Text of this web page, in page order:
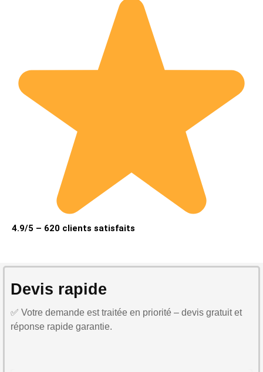
4.9/5 – 620 clients satisfaits
Devis rapide
✅ Votre demande est traitée en priorité – devis gratuit et
réponse rapide garantie.